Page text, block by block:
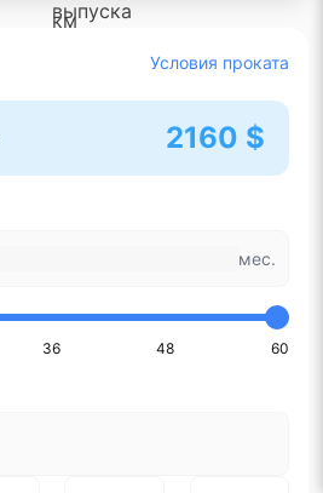
Условия проката
2160 $
мес.
36 48 60